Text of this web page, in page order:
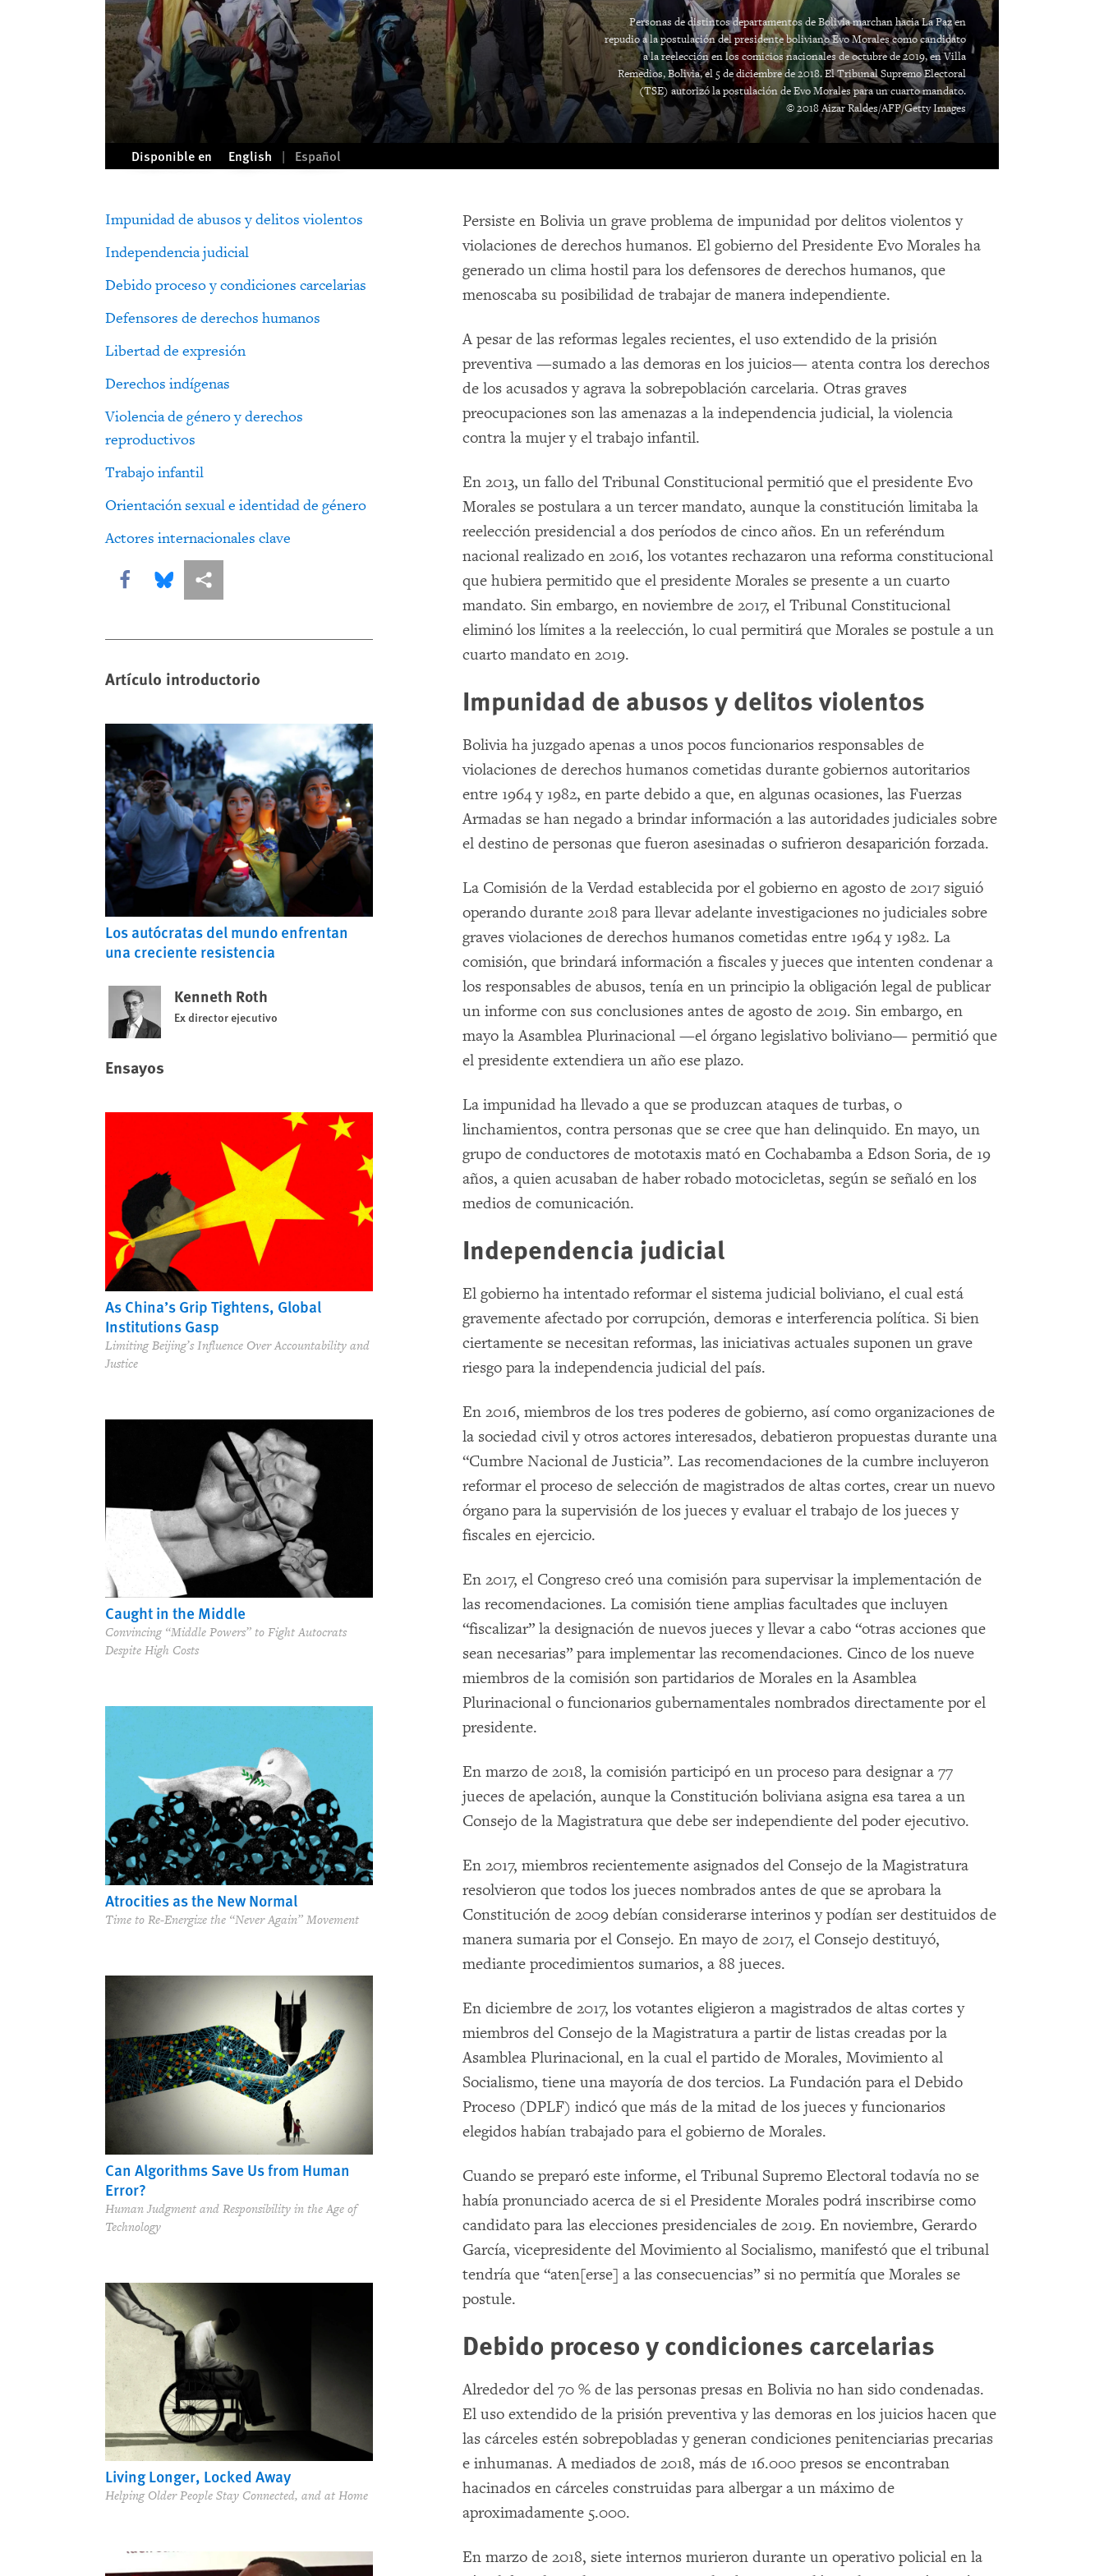
Personas de distintos departamentos de Bolivia marchan hacia La Paz en
repudio a la postulación del presidente boliviano Evo Morales como candidato
a la reelección en los comicios nacionales de octubre de 2019, en Villa
Remedios, Bolivia, el 5 de diciembre de 2018. El Tribunal Supremo Electoral
(TSE) autorizó la postulación de Evo Morales para un cuarto mandato.
© 2018 Aizar Raldes/AFP/Getty Images
Disponible en English Español
Impunidad de abusos y delitos violentos
Independencia judicial
Debido proceso y condiciones carcelarias
Defensores de derechos humanos
Libertad de expresión
Derechos indígenas
Violencia de género y derechos
reproductivos
Trabajo infantil
Orientación sexual e identidad de género
Actores internacionales clave
Share this via Facebook
Share this via Bluesky
Share this via Compartir
Artículo introductorio
Los autócratas del mundo enfrentan
una creciente resistencia
Kenneth Roth
Ex director ejecutivo
Ensayos
As China’s Grip Tightens, Global
Institutions Gasp
Limiting Beijing’s Influence Over Accountability and
Justice
Caught in the Middle
Convincing “Middle Powers” to Fight Autocrats
Despite High Costs
Atrocities as the New Normal
Time to Re-Energize the “Never Again” Movement
Can Algorithms Save Us from Human
Error?
Human Judgment and Responsibility in the Age of
Technology
Living Longer, Locked Away
Helping Older People Stay Connected, and at Home
Persiste en Bolivia un grave problema de impunidad por delitos violentos y
violaciones de derechos humanos. El gobierno del Presidente Evo Morales ha
generado un clima hostil para los defensores de derechos humanos, que
menoscaba su posibilidad de trabajar de manera independiente.
A pesar de las reformas legales recientes, el uso extendido de la prisión
preventiva —sumado a las demoras en los juicios— atenta contra los derechos
de los acusados y agrava la sobrepoblación carcelaria. Otras graves
preocupaciones son las amenazas a la independencia judicial, la violencia
contra la mujer y el trabajo infantil.
En 2013, un fallo del Tribunal Constitucional permitió que el presidente Evo
Morales se postulara a un tercer mandato, aunque la constitución limitaba la
reelección presidencial a dos períodos de cinco años. En un referéndum
nacional realizado en 2016, los votantes rechazaron una reforma constitucional
que hubiera permitido que el presidente Morales se presente a un cuarto
mandato. Sin embargo, en noviembre de 2017, el Tribunal Constitucional
eliminó los límites a la reelección, lo cual permitirá que Morales se postule a un
cuarto mandato en 2019.
Impunidad de abusos y delitos violentos
Bolivia ha juzgado apenas a unos pocos funcionarios responsables de
violaciones de derechos humanos cometidas durante gobiernos autoritarios
entre 1964 y 1982, en parte debido a que, en algunas ocasiones, las Fuerzas
Armadas se han negado a brindar información a las autoridades judiciales sobre
el destino de personas que fueron asesinadas o sufrieron desaparición forzada.
La Comisión de la Verdad establecida por el gobierno en agosto de 2017 siguió
operando durante 2018 para llevar adelante investigaciones no judiciales sobre
graves violaciones de derechos humanos cometidas entre 1964 y 1982. La
comisión, que brindará información a fiscales y jueces que intenten condenar a
los responsables de abusos, tenía en un principio la obligación legal de publicar
un informe con sus conclusiones antes de agosto de 2019. Sin embargo, en
mayo la Asamblea Plurinacional —el órgano legislativo boliviano— permitió que
el presidente extendiera un año ese plazo.
La impunidad ha llevado a que se produzcan ataques de turbas, o
linchamientos, contra personas que se cree que han delinquido. En mayo, un
grupo de conductores de mototaxis mató en Cochabamba a Edson Soria, de 19
años, a quien acusaban de haber robado motocicletas, según se señaló en los
medios de comunicación.
Independencia judicial
El gobierno ha intentado reformar el sistema judicial boliviano, el cual está
gravemente afectado por corrupción, demoras e interferencia política. Si bien
ciertamente se necesitan reformas, las iniciativas actuales suponen un grave
riesgo para la independencia judicial del país.
En 2016, miembros de los tres poderes de gobierno, así como organizaciones de
la sociedad civil y otros actores interesados, debatieron propuestas durante una
“Cumbre Nacional de Justicia”. Las recomendaciones de la cumbre incluyeron
reformar el proceso de selección de magistrados de altas cortes, crear un nuevo
órgano para la supervisión de los jueces y evaluar el trabajo de los jueces y
fiscales en ejercicio.
En 2017, el Congreso creó una comisión para supervisar la implementación de
las recomendaciones. La comisión tiene amplias facultades que incluyen
“fiscalizar” la designación de nuevos jueces y llevar a cabo “otras acciones que
sean necesarias” para implementar las recomendaciones. Cinco de los nueve
miembros de la comisión son partidarios de Morales en la Asamblea
Plurinacional o funcionarios gubernamentales nombrados directamente por el
presidente.
En marzo de 2018, la comisión participó en un proceso para designar a 77
jueces de apelación, aunque la Constitución boliviana asigna esa tarea a un
Consejo de la Magistratura que debe ser independiente del poder ejecutivo.
En 2017, miembros recientemente asignados del Consejo de la Magistratura
resolvieron que todos los jueces nombrados antes de que se aprobara la
Constitución de 2009 debían considerarse interinos y podían ser destituidos de
manera sumaria por el Consejo. En mayo de 2017, el Consejo destituyó,
mediante procedimientos sumarios, a 88 jueces.
En diciembre de 2017, los votantes eligieron a magistrados de altas cortes y
miembros del Consejo de la Magistratura a partir de listas creadas por la
Asamblea Plurinacional, en la cual el partido de Morales, Movimiento al
Socialismo, tiene una mayoría de dos tercios. La Fundación para el Debido
Proceso (DPLF) indicó que más de la mitad de los jueces y funcionarios
elegidos habían trabajado para el gobierno de Morales.
Cuando se preparó este informe, el Tribunal Supremo Electoral todavía no se
había pronunciado acerca de si el Presidente Morales podrá inscribirse como
candidato para las elecciones presidenciales de 2019. En noviembre, Gerardo
García, vicepresidente del Movimiento al Socialismo, manifestó que el tribunal
tendría que “aten[erse] a las consecuencias” si no permitía que Morales se
postule.
Debido proceso y condiciones carcelarias
Alrededor del 70 % de las personas presas en Bolivia no han sido condenadas.
El uso extendido de la prisión preventiva y las demoras en los juicios hacen que
las cárceles estén sobrepobladas y generan condiciones penitenciarias precarias
e inhumanas. A mediados de 2018, más de 16.000 presos se encontraban
hacinados en cárceles construidas para albergar a un máximo de
aproximadamente 5.000.
En marzo de 2018, siete internos murieron durante un operativo policial en la